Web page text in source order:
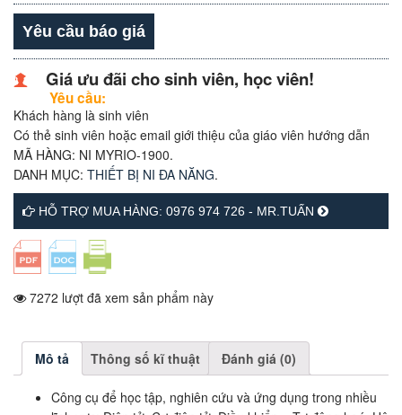
Yêu cầu báo giá
Giá ưu đãi cho sinh viên, học viên!
Yêu cầu:
Khách hàng là sinh viên
Có thẻ sinh viên hoặc email giới thiệu của giáo viên hướng dẫn
MÃ HÀNG: NI MYRIO-1900.
DANH MỤC: THIẾT BỊ NI ĐA NĂNG.
HỖ TRỢ MUA HÀNG: 0976 974 726 - MR.TUẤN
7272 lượt đã xem sản phẩm này
Mô tả Thông số kĩ thuật Đánh giá (0)
Công cụ để học tập, nghiên cứu và ứng dụng trong nhiều